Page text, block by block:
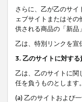
さらに、乙が乙のサ
ェブサイトまたはそ
供される商品の「新品
乙は、特別リンクを宣
3. 乙のサイトに対する
乙は、乙のサイトに関
任を負うものとします
(a) 乙のサイトおよび